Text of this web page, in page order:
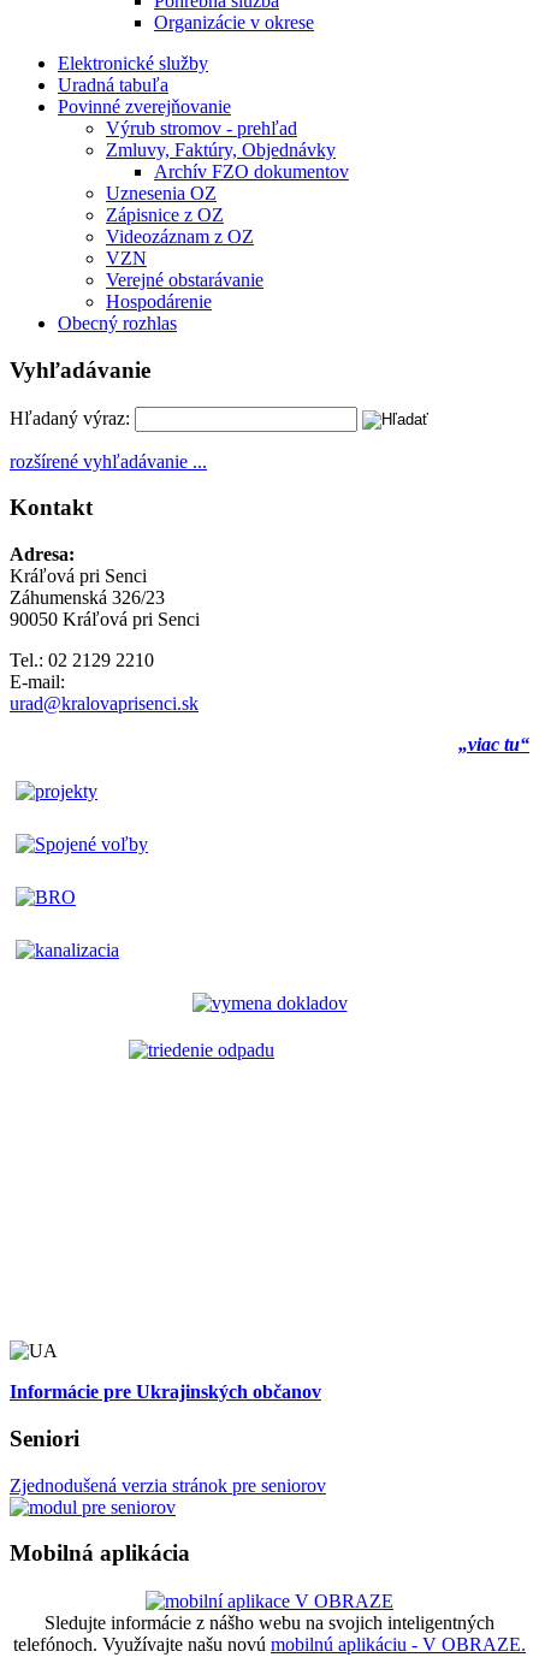
Organizácie v okrese
Elektronické služby
Uradná tabuľa
Povinné zverejňovanie
Výrub stromov - prehľad
Zmluvy, Faktúry, Objednávky
Archív FZO dokumentov
Uznesenia OZ
Zápisnice z OZ
Videozáznam z OZ
VZN
Verejné obstarávanie
Hospodárenie
Obecný rozhlas
Vyhľadávanie
Hľadaný výraz:
rozšírené vyhľadávanie ...
Kontakt
Adresa:
Kráľová pri Senci
Záhumenská 326/23
90050 Kráľová pri Senci
Tel.: 02 2129 2210
E-mail:
urad@kralovaprisenci.sk
„viac tu“
Informácie pre Ukrajinských občanov
Seniori
Zjednodušená verzia stránok pre seniorov
Mobilná aplikácia
Sledujte informácie z nášho webu na svojich inteligentných
telefónoch. Využívajte našu novú mobilnú aplikáciu - V OBRAZE.